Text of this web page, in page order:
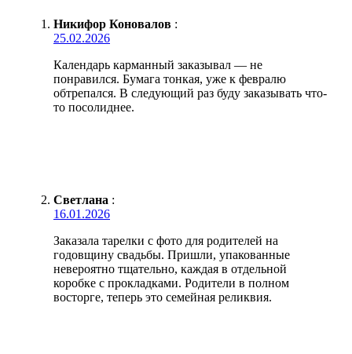
Никифор Коновалов :
25.02.2026
Календарь карманный заказывал — не
понравился. Бумага тонкая, уже к февралю
обтрепался. В следующий раз буду заказывать что-
то посолиднее.
Светлана :
16.01.2026
Заказала тарелки с фото для родителей на
годовщину свадьбы. Пришли, упакованные
невероятно тщательно, каждая в отдельной
коробке с прокладками. Родители в полном
восторге, теперь это семейная реликвия.